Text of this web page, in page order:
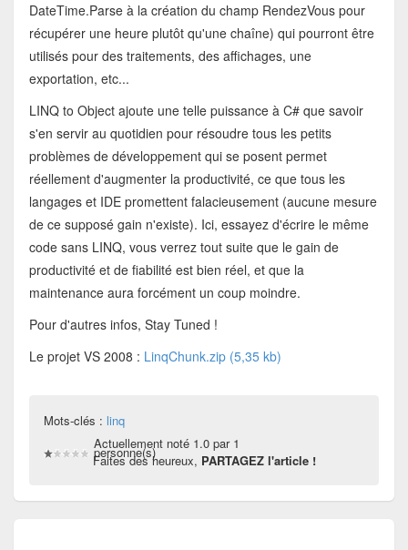
DateTime.Parse à la création du champ RendezVous pour
récupérer une heure plutôt qu'une chaîne) qui pourront être
utilisés pour des traitements, des affichages, une
exportation, etc...
LINQ to Object ajoute une telle puissance à C# que savoir
s'en servir au quotidien pour résoudre tous les petits
problèmes de développement qui se posent permet
réellement d'augmenter la productivité, ce que tous les
langages et IDE promettent falacieusement (aucune mesure
de ce supposé gain n'existe). Ici, essayez d'écrire le même
code sans LINQ, vous verrez tout suite que le gain de
productivité et de fiabilité est bien réel, et que la
maintenance aura forcément un coup moindre.
Pour d'autres infos, Stay Tuned !
Le projet VS 2008 : LinqChunk.zip (5,35 kb)
Mots-clés : linq
Actuellement noté 1.0 par 1
personne(s)
Faites des heureux, PARTAGEZ l'article !